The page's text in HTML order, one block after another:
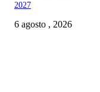
2027
6 agosto , 2026